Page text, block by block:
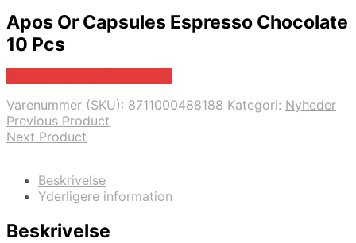
Apos Or Capsules Espresso Chocolate
10 Pcs
Varenummer (SKU): 8711000488188 Kategori: Nyheder
Previous Product
Next Product
Beskrivelse
Yderligere information
Beskrivelse